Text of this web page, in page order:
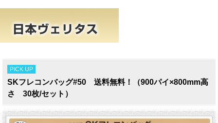
PICK UP
SKフレコンバッグ#50 送料無料！（900パイ×800mm高
さ 30枚/セット）